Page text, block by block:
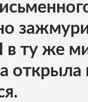
в ту же
открыла